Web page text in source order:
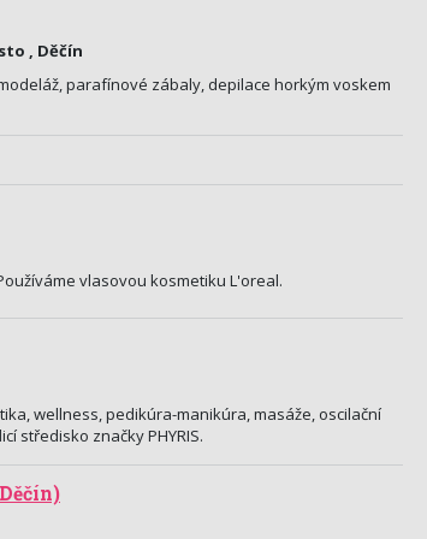
, Děčín
parafínové zábaly, depilace horkým voskem
vlasovou kosmetiku L'oreal.
wellness, pedikúra-manikúra, masáže, oscilační
středisko značky PHYRIS.